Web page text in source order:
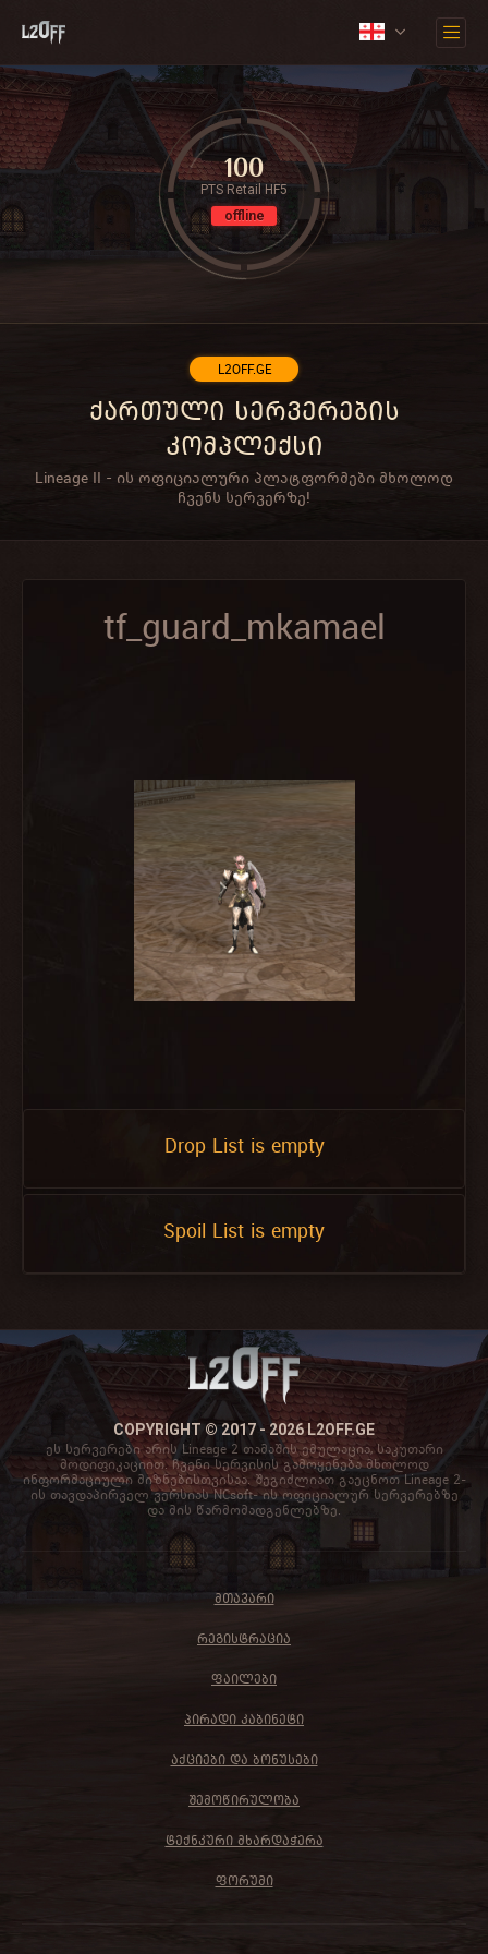
L2OFF.GE
ქართული სერვერების
კომპლექსი
Lineage II - ის ოფიციალური პლატფორმები მხოლოდ
ჩვენს სერვერზე!
100
PTS Retail HF5
offline
tf_guard_mkamael
Drop List is empty
Spoil List is empty
COPYRIGHT © 2017 - 2026 L2OFF.GE
ეს სერვერები არის Lineage 2 თამაშის ემულაცია, საკუთარი
მოდიფიკაციით. ჩვენი სერვისის გამოყენება მხოლოდ
ინფორმაციული მიზნებისთვისაა. შეგიძლიათ გაეცნოთ Lineage 2-
ის თავდაპირველ ვერსიას NCsoft- ის ოფიციალურ სერვერებზე
და მის წარმომადგენლებზე.
ᲛᲗᲐᲕᲐᲠᲘ
ᲠᲔᲒᲘᲡᲢᲠᲐᲪᲘᲐ
ᲤᲐᲘᲚᲔᲑᲘ
ᲞᲘᲠᲐᲓᲘ ᲙᲐᲑᲘᲜᲔᲢᲘ
ᲐᲥᲪᲘᲔᲑᲘ ᲓᲐ ᲑᲝᲜᲣᲡᲔᲑᲘ
ᲨᲔᲛᲝᲬᲘᲠᲣᲚᲝᲑᲐ
ᲢᲔᲥᲜᲙᲣᲠᲘ ᲛᲮᲐᲠᲓᲐᲭᲔᲠᲐ
ᲤᲝᲠᲣᲛᲘ